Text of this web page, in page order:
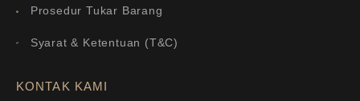
Prosedur Tukar Barang
Syarat & Ketentuan (T&C)
KONTAK KAMI